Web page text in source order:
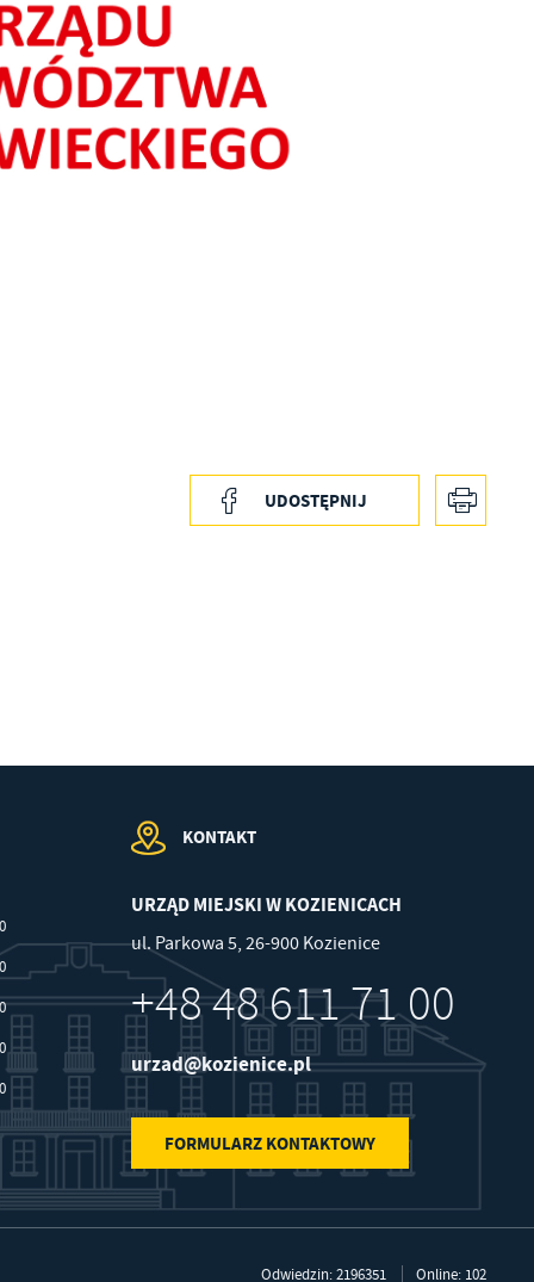
UDOSTĘPNIJ
KONTAKT
URZĄD MIEJSKI W KOZIENICACH
ul. Parkowa 5, 26-900 Kozienice
+48 48 611 71 00
urzad@kozienice.pl
FORMULARZ KONTAKTOWY
Odwiedzin: 2196351 Online: 102